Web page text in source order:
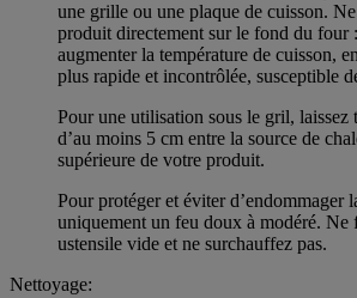
une grille ou une plaque de cuisson.
produit directement sur le fond du four
augmenter la température de cuisson,
plus rapide et incontrôlée, susceptible
Pour une utilisation sous le gril, laissez
d’au moins 5 cm entre la source de
supérieure de votre produit.
Pour protéger et éviter d’endommager
uniquement un feu doux à modéré. Ne
ustensile vide et ne surchauffez pas.
Nettoyage: